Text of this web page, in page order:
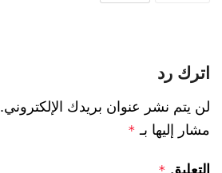
اترك رد
لن يتم نشر عنوان بريدك الإلكتروني.
مشار إليها بـ *